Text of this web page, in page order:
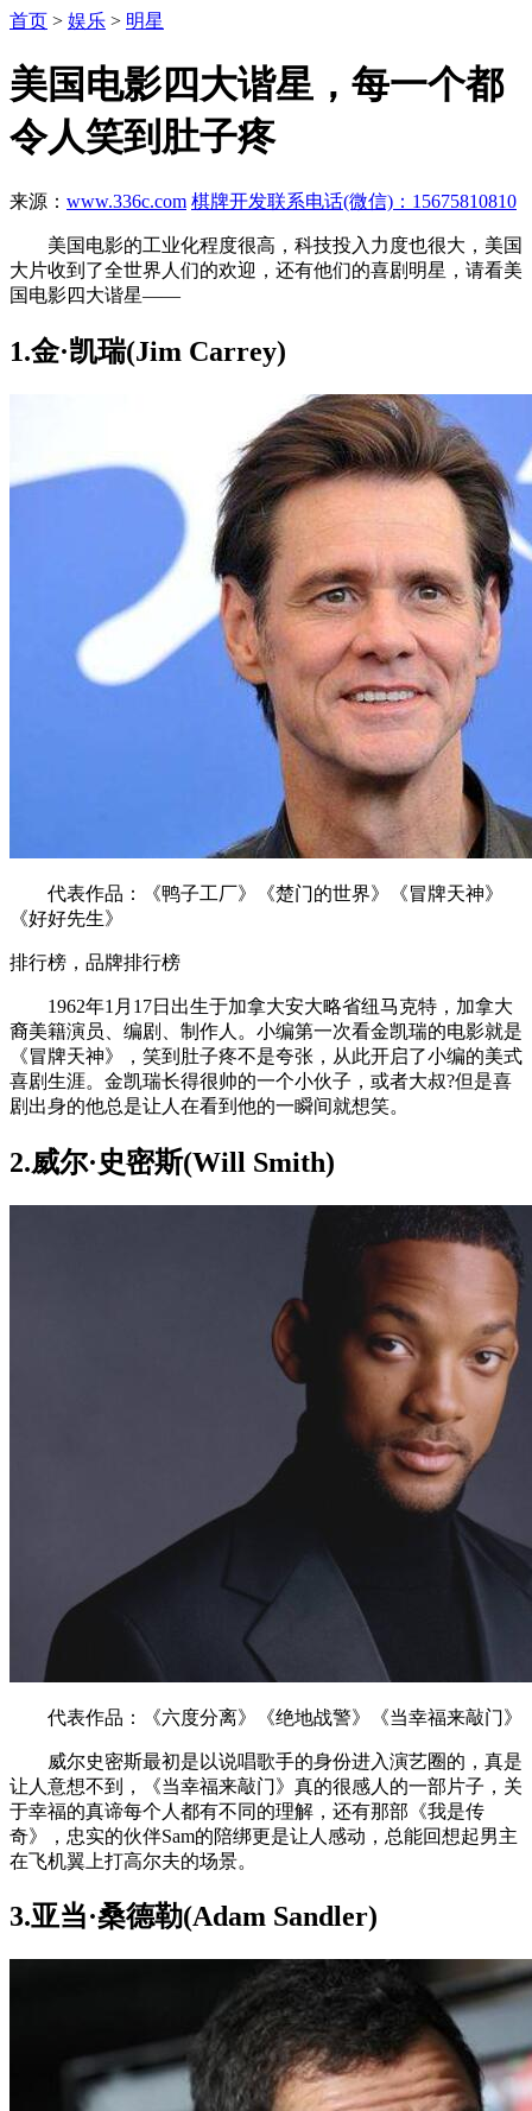
首页 > 娱乐 > 明星
美国电影四大谐星，每一个都
令人笑到肚子疼
来源： www.336c.com 棋牌开发联系电话(微信)：15675810810
美国电影的工业化程度很高，科技投入力度也很大，美国
大片收到了全世界人们的欢迎，还有他们的喜剧明星，请看美
国电影四大谐星——
1.金·凯瑞(Jim Carrey)
代表作品：《鸭子工厂》《楚门的世界》《冒牌天神》
《好好先生》
排行榜，品牌排行榜
1962年1月17日出生于加拿大安大略省纽马克特，加拿大
裔美籍演员、编剧、制作人。小编第一次看金凯瑞的电影就是
《冒牌天神》，笑到肚子疼不是夸张，从此开启了小编的美式
喜剧生涯。金凯瑞长得很帅的一个小伙子，或者大叔?但是喜
剧出身的他总是让人在看到他的一瞬间就想笑。
2.威尔·史密斯(Will Smith)
代表作品：《六度分离》《绝地战警》《当幸福来敲门》
威尔史密斯最初是以说唱歌手的身份进入演艺圈的，真是
让人意想不到，《当幸福来敲门》真的很感人的一部片子，关
于幸福的真谛每个人都有不同的理解，还有那部《我是传
奇》，忠实的伙伴Sam的陪绑更是让人感动，总能回想起男主
在飞机翼上打高尔夫的场景。
3.亚当·桑德勒(Adam Sandler)